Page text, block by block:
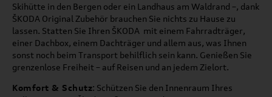
Skihütte in den Bergen oder ein Landhaus am Waldrand –, dank
ŠKODA Original Zubehör brauchen Sie nichts zu Hause zu
lassen. Statten Sie Ihren ŠKODA mit einem Fahrradträger,
einer Dachbox, einem Dachträger und allem aus, was Ihnen
sonst noch beim Transport behilflich sein kann. Genießen Sie
grenzenlose Freiheit – auf Reisen und an jedem Zielort.
Komfort & Schutz: Schützen Sie den Innenraum Ihres